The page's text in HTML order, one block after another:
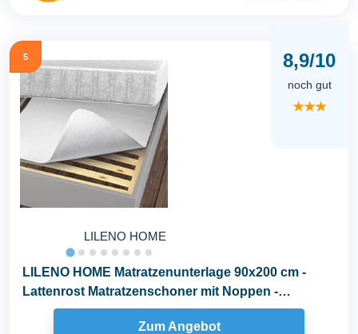
5
LILENO HOME
8,9/10
noch gut
★★★
LILENO HOME Matratzenunterlage 90x200 cm -
Lattenrost Matratzenschoner mit Noppen -
Noppen...
Zum Angebot